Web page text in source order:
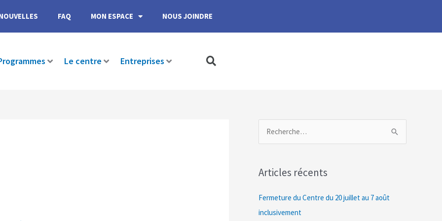
FAQ MON ESPACE NOUS JOINDRE
Le centre Entreprises
h
e
r
Articles récents
Fermeture du Centre du 20 juillet au 7 août
inclusivement